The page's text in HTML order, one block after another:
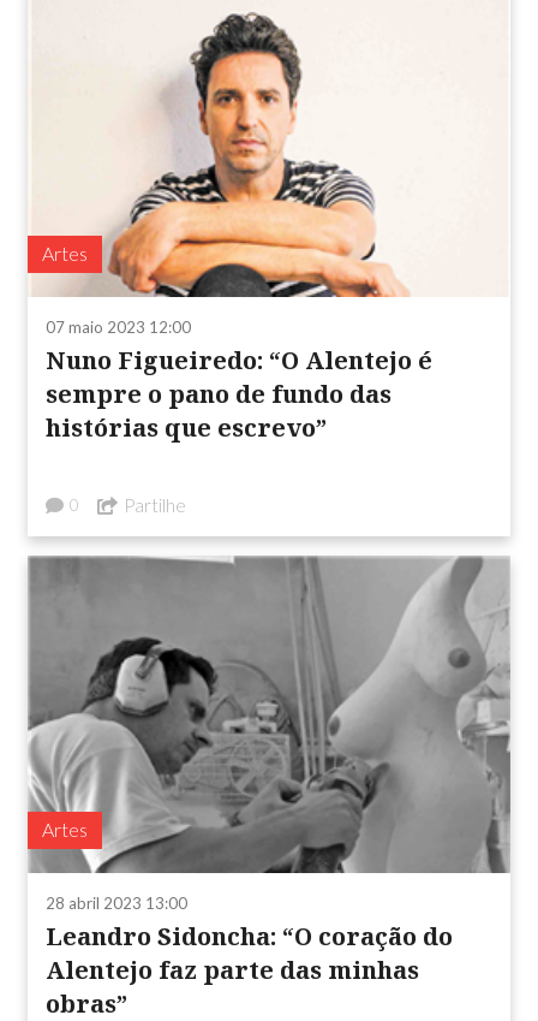
Artes
07 maio 2023 12:00
Nuno Figueiredo: “O Alentejo é
sempre o pano de fundo das
histórias que escrevo”
0 Partilhe
Artes
28 abril 2023 13:00
Leandro Sidoncha: “O coração do
Alentejo faz parte das minhas
obras”